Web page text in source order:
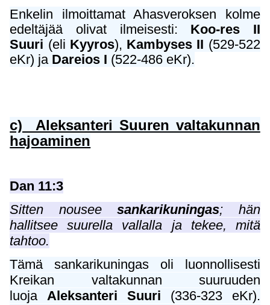
Enkelin ilmoittamat Ahasveroksen kolme
edeltäjää olivat ilmeisesti: Koo-res II
Suuri (eli Kyyros), Kambyses II (529-522
eKr) ja Dareios I (522-486 eKr).
c) Aleksanteri Suuren valtakunnan
hajoaminen
Dan 11:3
Sitten nouseesankarikuningas; hän
hallitsee suurella vallalla ja tekee, mitä
tahtoo.
Tämä sankarikuningas oli luonnollisesti
Kreikan valtakunnan suuruuden
luojaAleksanteri Suuri (336-323 eKr).